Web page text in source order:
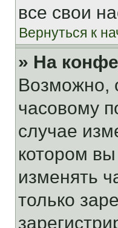
все свои
Вернуться к
» На
Возможно,
часовому
случае
котором
изменять
только